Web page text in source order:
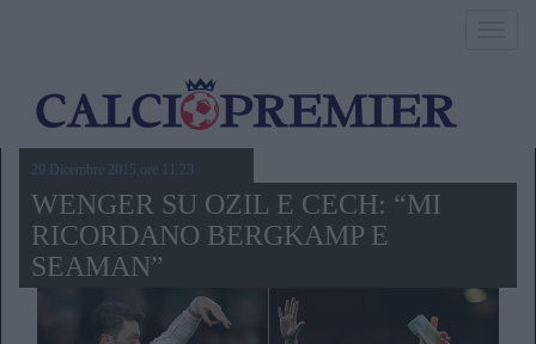
29 Dicembre 2015,ore 11.23
WENGER SU OZIL E CECH: “MI
RICORDANO BERGKAMP E
SEAMAN”